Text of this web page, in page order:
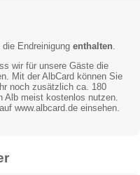
die Endreinigung enthalten.
wir für unsere Gäste die
Mit der AlbCard können Sie
noch zusätzlich ca. 180
Alb meist kostenlos nutzen.
www.albcard.de einsehen.